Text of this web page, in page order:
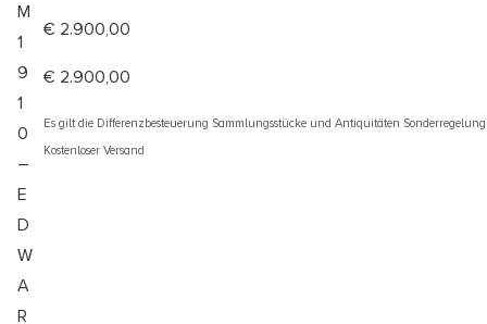
M
1
9
1
0
–
E
D
W
A
R
€ 2.900,00
€ 2.900,00
Es gilt die Differenzbesteuerung Sammlungsstücke und Antiquitäten
Kostenloser Versand